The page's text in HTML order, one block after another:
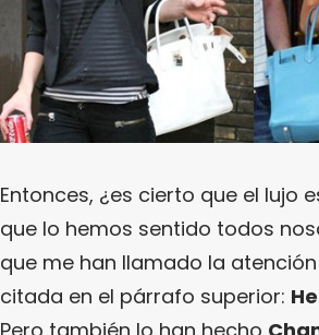
Entonces, ¿es cierto que el lujo
que lo hemos sentido todos
que me han llamado la
citada en el párrafo superior: